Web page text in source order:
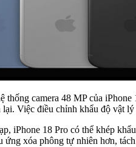
thống camera 48 MP của
Việc điều chỉnh khẩu độ vật
iPhone 18 Pro có thể khép
ứng xóa phông tự nhiên hơn,